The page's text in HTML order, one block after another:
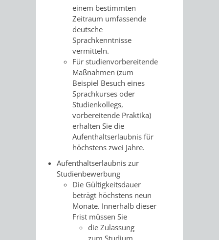
FÜR
UND
einem bestimmten
Zeitraum umfassende
deutsche
Sprachkenntnisse
vermitteln.
Für studienvorbereitende
Maßnahmen (zum
Beispiel Besuch eines
Sprachkurses oder
Studienkollegs,
vorbereitende Praktika)
erhalten Sie die
Aufenthaltserlaubnis für
höchstens zwei Jahre.
Aufenthaltserlaubnis zur
Studienbewerbung
Die Gültigkeitsdauer
beträgt höchstens neun
Monate. Innerhalb dieser
Frist müssen Sie
die Zulassung
zum Studium